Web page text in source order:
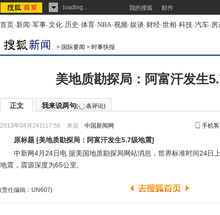
loading... 我的搜狐 邮件
首页-新闻-军事-文化-历史-体育-NBA-视频-娱谈-财经-世相-科技-汽车-房
> 国际要闻 > 时事快报
美地质勘探局：阿富汗发生
正文 我来说两句( 条评论)
2013年04月24日17:56 来源： 中国新闻网 手机
原标题 [美地质勘探局：阿富汗发生5.7级地震]
中新网4月24日电 据美国地质勘探局网站消息，世界标准时间24日
地震，震源深度为65公里。
(责任编辑：UN607)